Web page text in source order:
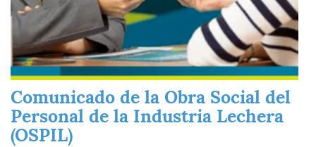
Comunicado de la Obra Social del
Personal de la Industria Lechera
(OSPIL)